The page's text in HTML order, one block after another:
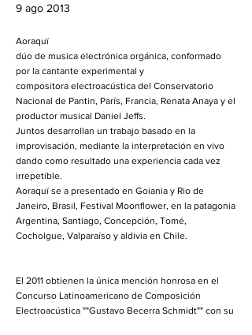
9 ago 2013
Aoraquï
dúo de musica electrónica orgánica, conformado
por la cantante experimental y
compositora electroacústica del Conservatorio
Nacional de Pantin, París, Francia, Renata Anaya y el
productor musical Daniel Jeffs.
Juntos desarrollan un trabajo basado en la
improvisación, mediante la interpretación en vivo
dando como resultado una experiencia cada vez
irrepetible.
Aoraquï se a presentado en Goiania y Rio de
Janeiro, Brasil, Festival Moonflower, en la patagonia
Argentina, Santiago, Concepción, Tomé,
Cocholgue, Valparaíso y aldivia en Chile.
El 2011 obtienen la única mención honrosa en el
Concurso Latinoamericano de Composición
Electroacústica ""Gustavo Becerra Schmidt"" con su